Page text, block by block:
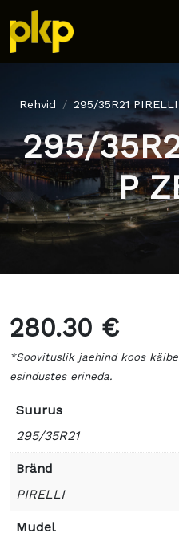
Rehvid 295/35R21
295/
P
280.30 €
*Soovituslik jaehind koos
esindustes erineda.
Suurus
295/35R21
Bränd
PIRELLI
Mudel